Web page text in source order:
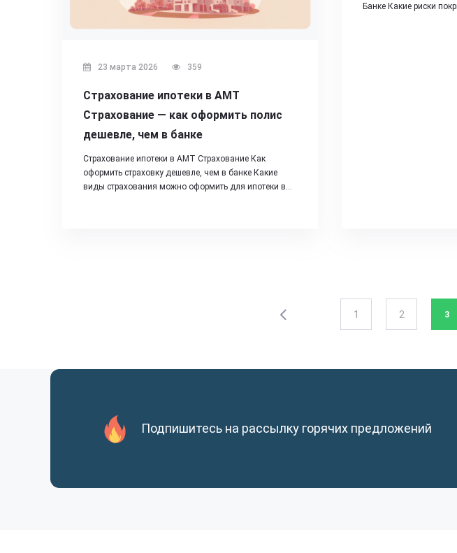
23 марта 2026 359
Страхование ипотеки в АМТ
Страхование — как оформить полис
дешевле, чем в банке
Страхование ипотеки в АМТ Страхование Как
оформить страховку дешевле, чем в банке Какие
виды страхования можно оформить для ипотеки в…
Банке Какие риски
1 2 3
Подпишитесь на рассылку горячих предложений